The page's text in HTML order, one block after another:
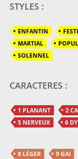
STYLES :
ENFANTIN
MARTIAL
SOLENNEL
CARACTERES :
1 PLANANT 2
5 NERVEUX
6
8 LÉGER 9 GAI